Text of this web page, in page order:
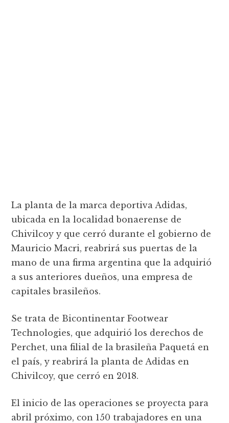
La planta de la marca deportiva Adidas,
ubicada en la localidad bonaerense de
Chivilcoy y que cerró durante el gobierno de
Mauricio Macri, reabrirá sus puertas de la
mano de una firma argentina que la adquirió
a sus anteriores dueños, una empresa de
capitales brasileños.
Se trata de Bicontinentar Footwear
Technologies, que adquirió los derechos de
Perchet, una filial de la brasileña Paquetá en
el país, y reabrirá la planta de Adidas en
Chivilcoy, que cerró en 2018.
El inicio de las operaciones se proyecta para
abril próximo, con 150 trabajadores en una